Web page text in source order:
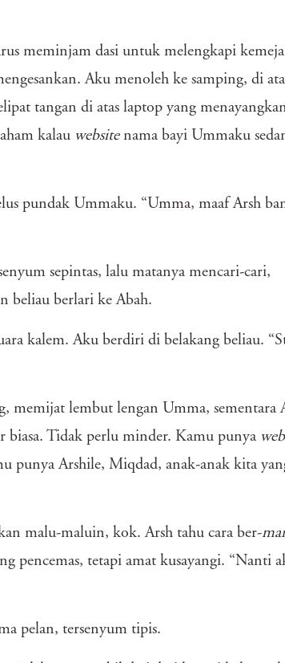
meminjam dasi untuk melengkapi
Aku menoleh ke samping, di
tangan di atas laptop yang
kalau website nama bayi Ummaku
pundak Ummaku. “Umma, maaf Arsh
sepintas, lalu matanya mencari-cari,
beliau berlari ke Abah.
kalem. Aku berdiri di belakang beliau.
memijat lembut lengan Umma, sementara
biasa. Tidak perlu minder. Kamu punya
punya Arshile, Miqdad, anak-anak kita
malu-maluin, kok. Arsh tahu cara ber-
pencemas, tetapi amat kusayangi. “Nanti
pelan, tersenyum tipis.